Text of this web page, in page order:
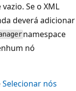
Se o XML
deverá adicionar
namespace
nó
Selecionar nós